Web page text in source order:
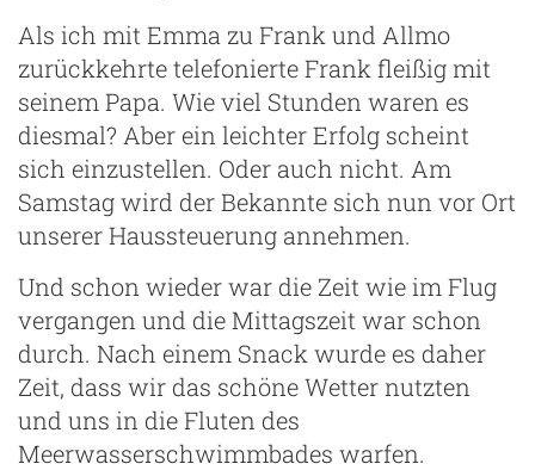
Als ich mit Emma zu Frank und Allmo
zurückkehrte telefonierte Frank fleißig mit
seinem Papa. Wie viel Stunden waren es
diesmal? Aber ein leichter Erfolg scheint
sich einzustellen. Oder auch nicht. Am
Samstag wird der Bekannte sich nun vor Ort
unserer Haussteuerung annehmen.
Und schon wieder war die Zeit wie im Flug
vergangen und die Mittagszeit war schon
durch. Nach einem Snack wurde es daher
Zeit, dass wir das schöne Wetter nutzten
und uns in die Fluten des
Meerwasserschwimmbades warfen.